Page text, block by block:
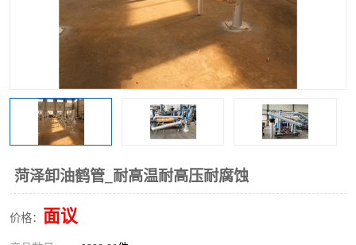
菏泽卸油鹤管_耐高温耐高压耐腐蚀
价格： 面议